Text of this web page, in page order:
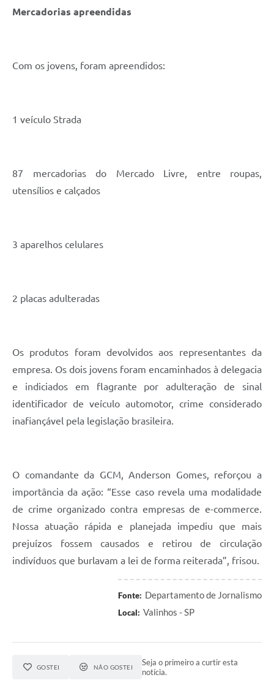
Mercadorias apreendidas
Com os jovens, foram apreendidos:
1 veículo Strada
87 mercadorias do Mercado Livre, entre roupas,
utensílios e calçados
3 aparelhos celulares
2 placas adulteradas
Os produtos foram devolvidos aos representantes da
empresa. Os dois jovens foram encaminhados à delegacia
e indiciados em flagrante por adulteração de sinal
identificador de veículo automotor, crime considerado
inafiançável pela legislação brasileira.
O comandante da GCM, Anderson Gomes, reforçou a
importância da ação: “Esse caso revela uma modalidade
de crime organizado contra empresas de e-commerce.
Nossa atuação rápida e planejada impediu que mais
prejuízos fossem causados e retirou de circulação
indivíduos que burlavam a lei de forma reiterada”, frisou.
Fonte: Departamento de Jornalismo
Local: Valinhos - SP
GOSTEI NÃO GOSTEI
Seja o primeiro a curtir esta
notícia.